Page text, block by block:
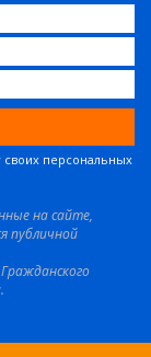
своих персональных
на сайте,
публичной